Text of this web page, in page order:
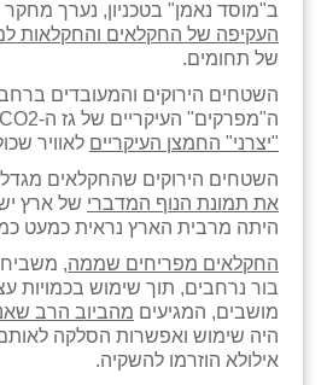
ב"מוסד נאמן" בטכניון, נערך
העקיפה של החקלאים והחקלאות
של תחומים.
השטחים הירוקים והמעובדים
ה"מפרקים" העיקריים של גז ה-CO2
"יצרני" החמצן העיקריים לאוויר
השטחים הירוקים שהחקלאים
את תמונת הנוף המדברי של ארץ
היתה מרבית הארץ נראית כמעט
החקלאים מפריחים שממה,
בור נרחבים, תוך שימוש בכמויות
מושבים, המגיעים מהביוב הרב
היה שימוש ואפשרות הסלקה
אילולא הוזרמו להשקיה.